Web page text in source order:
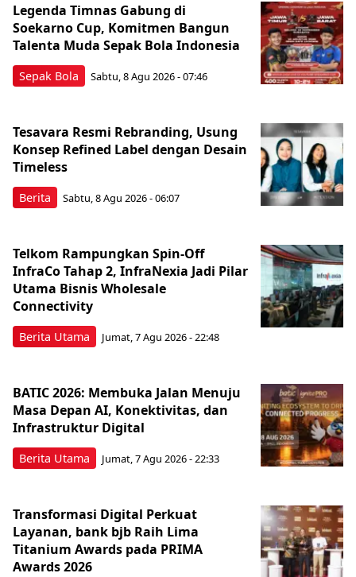
Sepak Bola
Legenda Timnas Gabung di
Soekarno Cup, Komitmen Bangun
Talenta Muda Sepak Bola Indonesia
Sabtu, 8 Agu 2026 - 07:46
Berita
Tesavara Resmi Rebranding, Usung
Konsep Refined Label dengan Desain
Timeless
Sabtu, 8 Agu 2026 - 06:07
Berita Utama
Telkom Rampungkan Spin-Off
InfraCo Tahap 2, InfraNexia Jadi Pilar
Utama Bisnis Wholesale
Connectivity
Jumat, 7 Agu 2026 - 22:48
Berita Utama
BATIC 2026: Membuka Jalan Menuju
Masa Depan AI, Konektivitas, dan
Infrastruktur Digital
Jumat, 7 Agu 2026 - 22:33
Transformasi Digital Perkuat
Layanan, bank bjb Raih Lima
Titanium Awards pada PRIMA
Awards 2026